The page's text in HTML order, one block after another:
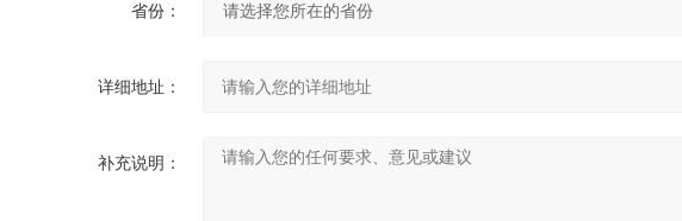
省份：
详细地址：
补充说明：